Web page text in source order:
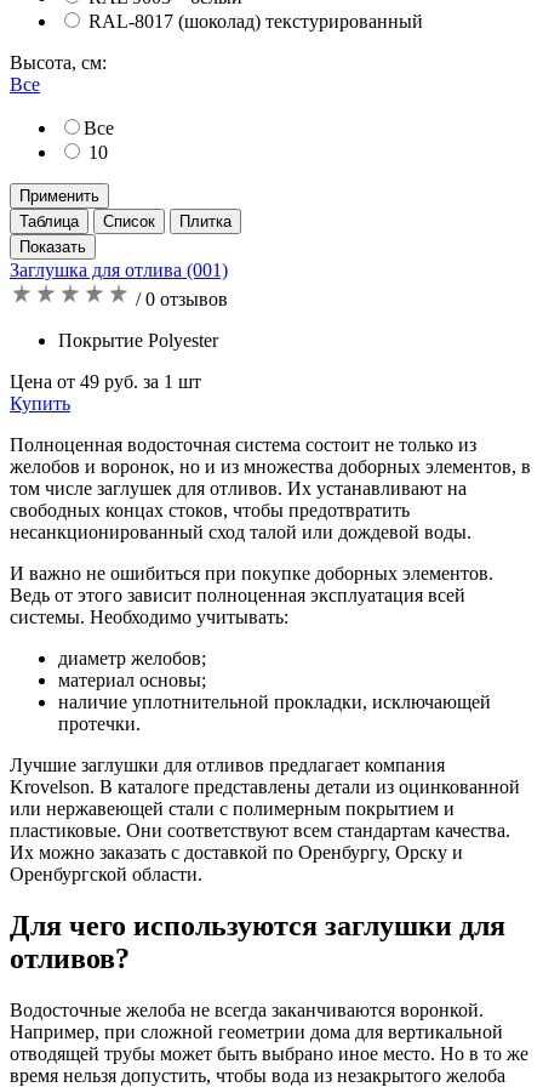
RAL-8017 (шоколад) текстурированный
Высота, см:
Все
Все
10
Применить
Таблица
Список Плитка
Заглушка для отлива (001)
/ 0 отзывов
Покрытие Polyester
Цена от 49 руб. за 1 шт
Купить
Полноценная водосточная система состоит не только из
желобов и воронок, но и из множества доборных элементов, в
том числе заглушек для отливов. Их устанавливают на
свободных концах стоков, чтобы предотвратить
несанкционированный сход талой или дождевой воды.
И важно не ошибиться при покупке доборных элементов.
Ведь от этого зависит полноценная эксплуатация всей
системы. Необходимо учитывать:
диаметр желобов;
материал основы;
наличие уплотнительной прокладки, исключающей
протечки.
Лучшие заглушки для отливов предлагает компания
Krovelson. В каталоге представлены детали из оцинкованной
или нержавеющей стали с полимерным покрытием и
пластиковые. Они соответствуют всем стандартам качества.
Их можно заказать с доставкой по Оренбургу, Орску и
Оренбургской области.
Для чего используются заглушки для
отливов?
Водосточные желоба не всегда заканчиваются воронкой.
Например, при сложной геометрии дома для вертикальной
отводящей трубы может быть выбрано иное место. Но в то же
время нельзя допустить, чтобы вода из незакрытого желоба